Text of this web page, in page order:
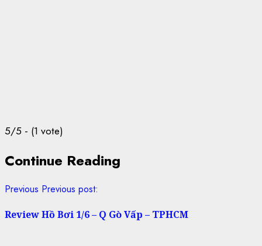
5/5 - (1 vote)
Continue Reading
Previous Previous post:
Review Hồ Bơi 1/6 – Q Gò Vấp – TPHCM